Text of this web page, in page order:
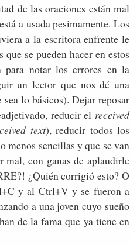
de las oraciones están mal
a usada pesimamente. Los
a la escritora enfrente le
se pueden hacer en estos
para notar los errores en la
un lector que nos dé una
lo básicos). Dejar reposar
reducir el received
text), reducir todos los
menos sencillas y que se van
mal, con ganas de aplaudirle
¿Quién corrigió esto? O
y al Ctrl+V y se fueron a
a una joven cuyo sueño
de la fama que ya tiene en